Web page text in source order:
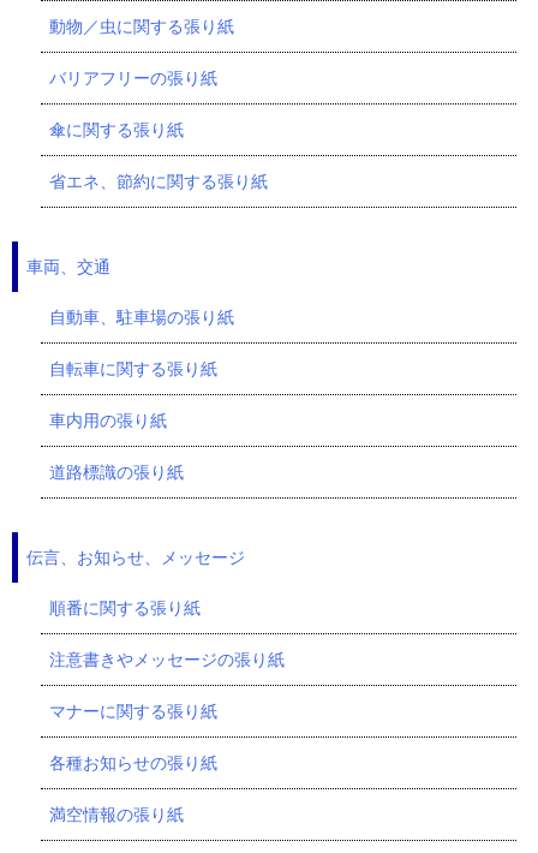
動物／虫に関する張り紙
バリアフリーの張り紙
傘に関する張り紙
省エネ、節約に関する張り紙
車両、交通
自動車、駐車場の張り紙
自転車に関する張り紙
車内用の張り紙
道路標識の張り紙
伝言、お知らせ、メッセージ
順番に関する張り紙
注意書きやメッセージの張り紙
マナーに関する張り紙
各種お知らせの張り紙
満空情報の張り紙